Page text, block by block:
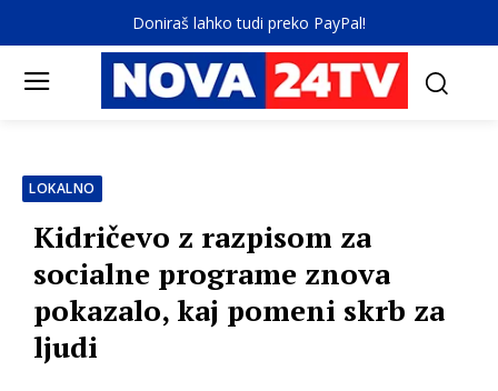
Doniraš lahko tudi preko PayPal!
LOKALNO
Kidričevo z razpisom za
socialne programe znova
pokazalo, kaj pomeni skrb za
ljudi